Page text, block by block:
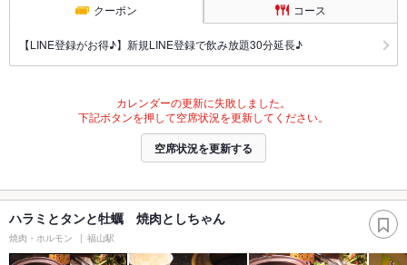
クーポン コース
【LINE登録がお得♪】新規LINE登録で飲み放題30分延長♪
カレンダーの更新に失敗しました。
下記ボタンを押して空席状況を更新してください。
空席状況を更新する
ハラミとタンと牡蠣 焼肉としちゃん
焼肉・ホルモン 福山駅